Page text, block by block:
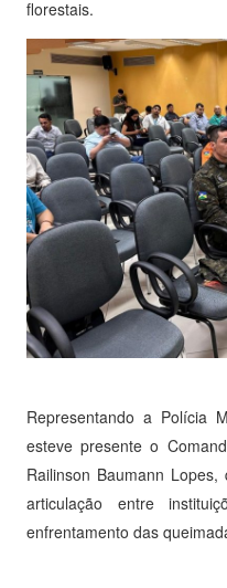
florestais.
Representando a Polícia
esteve presente o
Railinson Baumann
articulação entre
enfrentamento das